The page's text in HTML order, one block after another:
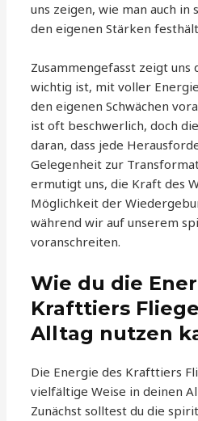
uns zeigen, wie man auch in
den eigenen Stärken
Zusammengefasst zeigt uns
wichtig ist, mit voller
den eigenen Schwächen
ist oft beschwerlich, doch
daran, dass jede
Gelegenheit zur
ermutigt uns, die Kraft des
Möglichkeit der
während wir auf unserem
voranschreiten.
Wie du die
Krafttiers
Alltag nutzen
Die Energie des Krafttiers
vielfältige Weise in deinen
Zunächst solltest du die